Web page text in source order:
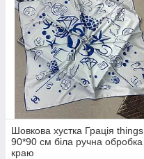
Шовкова хустка Грація things
90*90 см біла ручна обробка
краю